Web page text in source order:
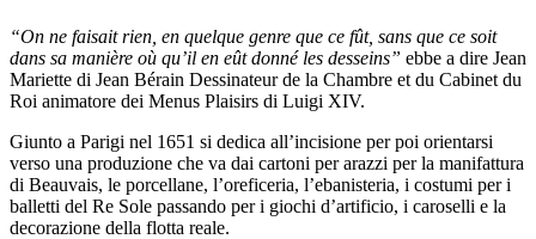
“On ne faisait rien, en quelque genre que ce fût, sans que ce soit
dans sa manière où qu’il en eût donné les desseins” ebbe a dire Jean
Mariette di Jean Bérain Dessinateur de la Chambre et du Cabinet du
Roi animatore dei Menus Plaisirs di Luigi XIV.
Giunto a Parigi nel 1651 si dedica all’incisione per poi orientarsi
verso una produzione che va dai cartoni per arazzi per la manifattura
di Beauvais, le porcellane, l’oreficeria, l’ebanisteria, i costumi per i
balletti del Re Sole passando per i giochi d’artificio, i caroselli e la
decorazione della flotta reale.